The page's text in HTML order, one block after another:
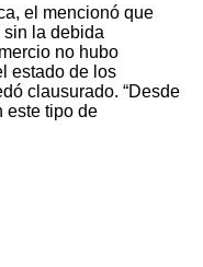
el mencionó que
sin la debida
no hubo
estado de los
clausurado. “Desde
este tipo de